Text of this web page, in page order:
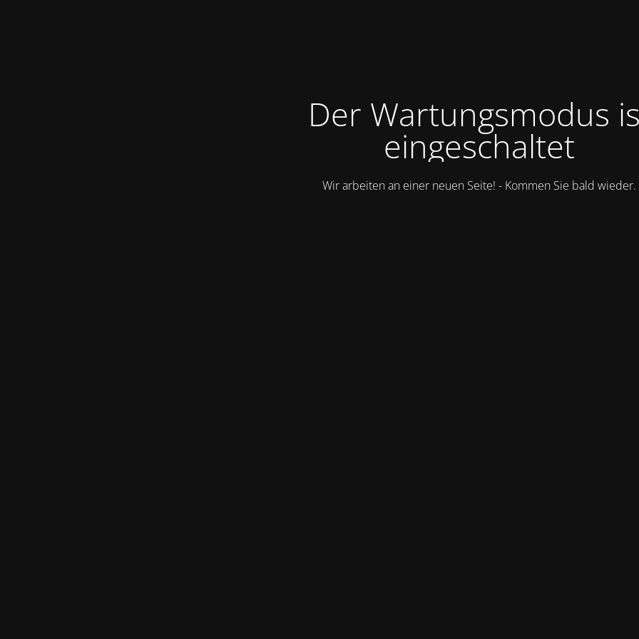
Der Wartungsmodus
eingeschaltet
Wir arbeiten an einer neuen Seite! - Kommen Sie bald wieder.